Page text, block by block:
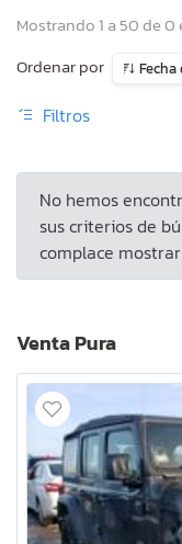
Mostrando 1 a 50 de 0
Ordenar por
Filtros
No hemos
sus criterios de
complace
Venta Pura